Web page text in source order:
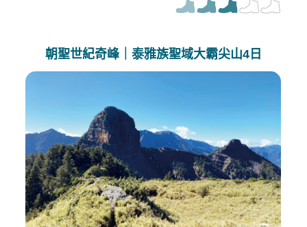
朝聖世紀奇峰｜泰雅族聖域大霸尖山4日